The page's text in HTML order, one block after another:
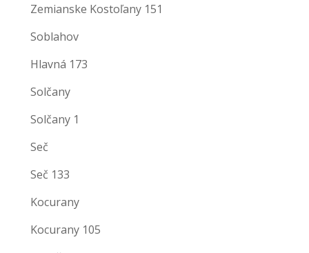
Zemianske Kostoľany 151
Soblahov
Hlavná 173
Solčany
Solčany 1
Seč
Seč 133
Kocurany
Kocurany 105